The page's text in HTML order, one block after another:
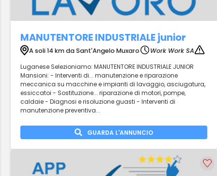
MANUTENTORE INDUSTRIALE junior
A soli 14 km da Sant'Angelo Muxaro
Work Work SA
Luganese Selezioniamo: MANUTENTORE INDUSTRIALE JUNIOR
Mansioni: - Interventi di... manutenzione e riparazione
meccanica su macchine e impianti di lavaggio, asciugatura,
essiccatoi - Sostituzione... riparazione di motori, pompe,
caldaie - Diagnosi e risoluzione guasti - Interventi di
manutenzione preventiva...
GUARDA L'ANNUNCIO